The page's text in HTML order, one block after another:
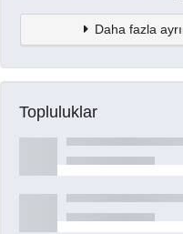
Daha fazla
Topluluklar